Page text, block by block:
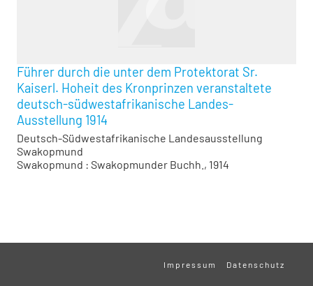
Führer durch die unter dem Protektorat Sr.
Kaiserl. Hoheit des Kronprinzen veranstaltete
deutsch-südwestafrikanische Landes-
Ausstellung 1914
Deutsch-Südwestafrikanische Landesausstellung
Swakopmund
Swakopmund : Swakopmunder Buchh., 1914
Impressum Datenschutz